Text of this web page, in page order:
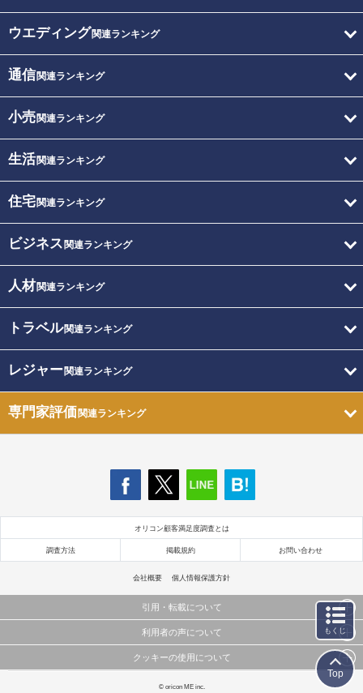
ウエディング関連ランキング
通信関連ランキング
小売関連ランキング
生活関連ランキング
住宅関連ランキング
ビジネス 関連ランキング
人材関連ランキング
トラベル関連ランキング
レジャー関連ランキング
専門家評価関連ランキング
オリコン顧客満足度調査とは
調査方法 掲載規約 お問い合わせ
会社概要 個人情報保護方針
引用・転載について
当サイトで公開されている情報（文字、写真、イラスト、画像データ等）及びこれらの配置・
これらの情報を権利者の許可なく無断転載・複製などの二次利用を行うことは固く禁じており
利用者の声について
当サイトに掲載している内容はすべてサービスの利用者が提出された見解・感想です。
弊社の見解・ 意見ではないことをご理解いただいた上でご覧ください。
クッキーの使用について
このサイトでは Cookie を使用して、ユーザーに合わせたコンテンツや広告の表示、ソーシャル
© oricon ME inc.
もくじ
Top